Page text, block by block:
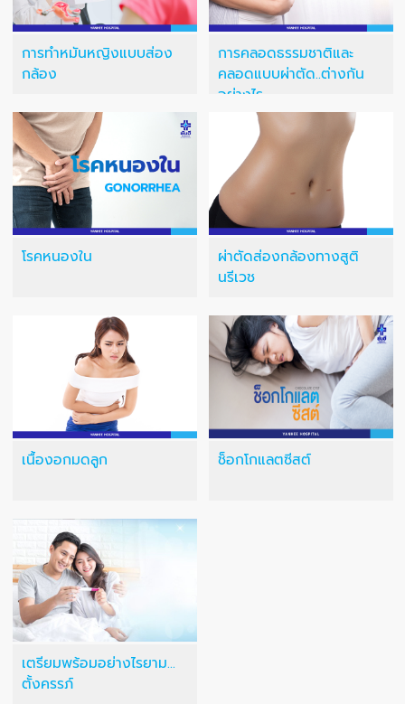
การทำหมันหญิงแบบส่อง
กล้อง
การคลอดธรรมชาติและ
คลอดแบบผ่าตัด..ต่างกัน
อย่างไร
โรคหนองใน
ผ่าตัดส่องกล้องทางสูติ
นรีเวช
เนื้องอกมดลูก ช็อกโกแลตซีสต์
เตรียมพร้อมอย่างไรยาม...
ตั้งครรภ์